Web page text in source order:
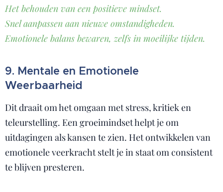
Het behouden van een positieve mindset.
Snel aanpassen aan nieuwe omstandigheden.
Emotionele balans bewaren, zelfs in moeilijke tijden.
9. Mentale en Emotionele
Weerbaarheid
Dit draait om het omgaan met stress, kritiek en
teleurstelling. Een groeimindset helpt je om
uitdagingen als kansen te zien. Het ontwikkelen van
emotionele veerkracht stelt je in staat om consistent
te blijven presteren.